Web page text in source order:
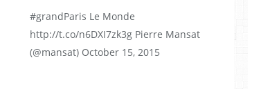
#grandParis Le Monde
http://t.co/n6DXI7zk3g Pierre Mansat
(@mansat) October 15, 2015